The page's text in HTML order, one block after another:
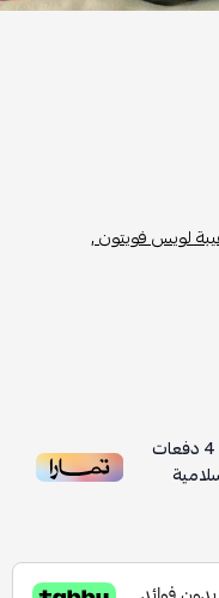
لويس فويتون ,
4دفعات